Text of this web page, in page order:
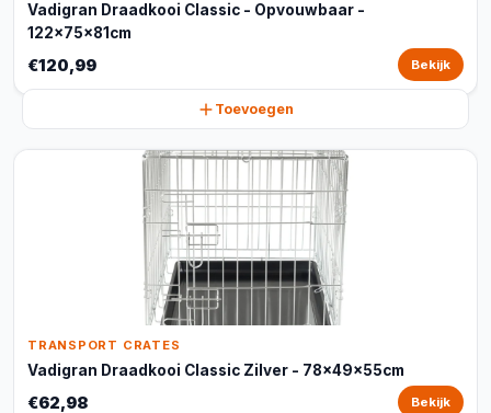
Vadigran Draadkooi Classic - Opvouwbaar -
122x75x81cm
€120,99 Bekijk
Toevoegen
TRANSPORT CRATES
Vadigran Draadkooi Classic Zilver - 78x49x55cm
€62,98 Bekijk